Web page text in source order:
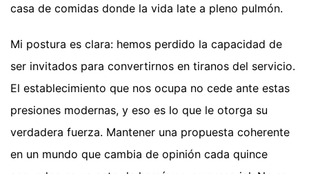
casa de comidas donde la vida late a pleno pulmón.
Mi postura es clara: hemos perdido la capacidad de
ser invitados para convertirnos en tiranos del servicio.
El establecimiento que nos ocupa no cede ante estas
presiones modernas, y eso es lo que le otorga su
verdadera fuerza. Mantener una propuesta coherente
en un mundo que cambia de opinión cada quince